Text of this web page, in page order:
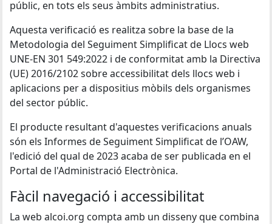
públic, en tots els seus àmbits administratius.
Aquesta verificació es realitza sobre la base de la
Metodologia del Seguiment Simplificat de Llocs web
UNE-EN 301 549:2022 i de conformitat amb la Directiva
(UE) 2016/2102 sobre accessibilitat dels llocs web i
aplicacions per a dispositius mòbils dels organismes
del sector públic.
El producte resultant d'aquestes verificacions anuals
són els Informes de Seguiment Simplificat de l’OAW,
l'edició del qual de 2023 acaba de ser publicada en el
Portal de l'Administració Electrònica.
Fàcil navegació i accessibilitat
La web alcoi.org compta amb un disseny que combina